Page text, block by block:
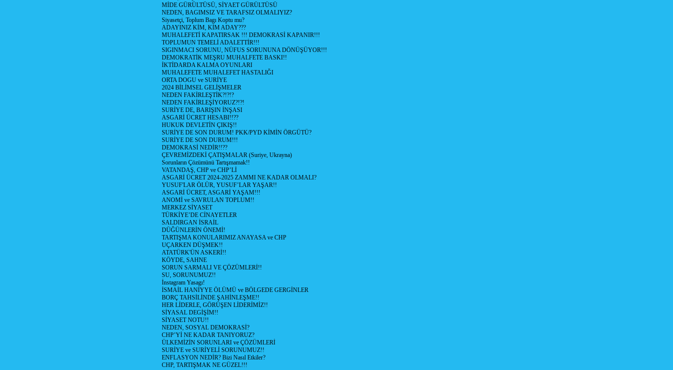
MİDE GÜRÜLTÜSÜ, SİYAET GÜRÜLTÜSÜ
NEDEN, BAGIMSIZ VE TARAFSIZ OLMALIYIZ?
Siyasetçi, Toplum Bagı Koptu mu?
ADAYINIZ KİM, KİM ADAY???
MUHALEFETİ KAPATIRSAK !!! DEMOKRASİ KAPANIR!!!
TOPLUMUN TEMELİ ADALETTİR!!!
SIGINMACI SORUNU, NÜFUS SORUNUNA DÖNÜŞÜYOR!!!
DEMOKRATİK MEŞRU MUHALFETE BASKI!!
İKTİDARDA KALMA OYUNLARI
MUHALEFETE MUHALEFET HASTALIĞI
ORTA DOGU ve SURİYE
2024 BİLİMSEL GELİŞMELER
NEDEN FAKİRLEŞTİK?!?!?
NEDEN FAKİRLEŞİYORUZ?!?!
SURİYE DE, BARIŞIN İNŞASI
ASGARİ ÜCRET HESABI!!??
HUKUK DEVLETİN ÇIKIŞ!!
SURİYE DE SON DURUM! PKK/PYD KİMİN ÖRGÜTÜ?
SURİYE DE SON DURUM!!!
DEMOKRASİ NEDİR!!??
ÇEVREMİZDEKİ ÇATIŞMALAR (Suriye, Ukrayna)
Sorunların Çözümünü Tartışmamak!!
VATANDAŞ, CHP ve CHP’Lİ
ASGARİ ÜCRET 2024-2025 ZAMMI NE KADAR OLMALI?
YUSUF'LAR ÖLÜR, YUSUF’LAR YAŞAR!!
ASGARİ ÜCRET, ASGARİ YAŞAM!!!
ANOMİ ve SAVRULAN TOPLUM!!
MERKEZ SİYASET
TÜRKİYE’DE CİNAYETLER
SALDIRGAN İSRAİL
DÜĞÜNLERİN ÖNEMİ!
TARTIŞMA KONULARIMIZ ANAYASA ve CHP
UÇARKEN DÜŞMEK!!
ATATÜRK'ÜN ASKERİ!!
KÖYDE, SAHNE
SORUN SARMALI VE ÇÖZÜMLERİ!!
SU, SORUNUMUZ!!
İnstagram Yasagı!
İSMAİL HANİYYE ÖLÜMÜ ve BÖLGEDE GERGİNLER
BORÇ TAHSİLİNDE ŞAHİNLEŞME!!
HER LİDERLE, GÖRÜŞEN LİDERİMİZ!!
SİYASAL DEGİŞİM!!
SİYASET NOTU!!
NEDEN, SOSYAL DEMOKRASİ?
CHP’Yİ NE KADAR TANIYORUZ?
ÜLKEMİZİN SORUNLARI ve ÇÖZÜMLERİ
SURİYE ve SURİYELİ SORUNUMUZ!!
ENFLASYON NEDİR? Bizi Nasıl Etkiler?
CHP, TARTIŞMAK NE GÜZEL!!!